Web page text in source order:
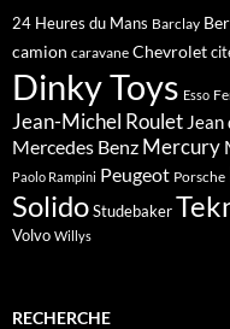
24 Heures du Mans Barclay
camion caravane Chevrolet
Dinky Toys Esso
Jean-Michel Roulet
Mercedes Benz Mercury
Paolo Rampini Peugeot Porsche
SolidoStudebaker
Volvo Willys
RECHERCHE